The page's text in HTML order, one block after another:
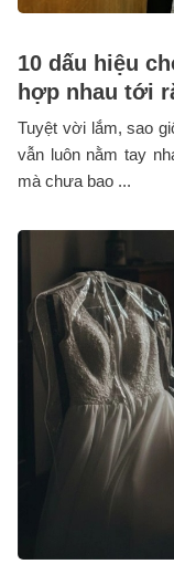
10 dấu hiệu
hợp nhau tới
Tuyệt vời lắm, sao
vẫn luôn nằm tay
mà chưa bao ...